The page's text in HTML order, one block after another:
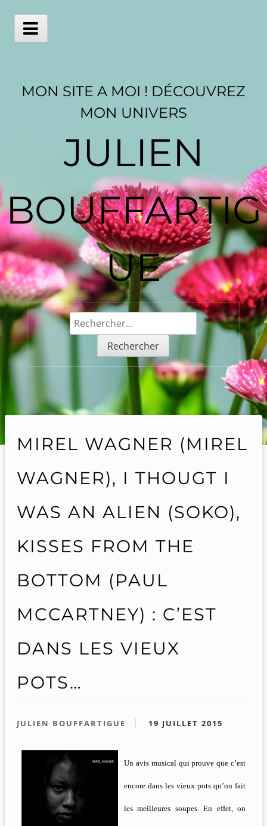
contentMain
MON SITE A MOI ! DÉCOUVREZ
MON UNIVERS
JULIEN
BOUFFARTIG
UE
Rechercher :
MIREL WAGNER (MIREL
WAGNER), I THOUGT I
WAS AN ALIEN (SOKO),
KISSES FROM THE
BOTTOM (PAUL
MCCARTNEY) : C’EST
DANS LES VIEUX
POTS…
JULIEN BOUFFARTIGUE 19 JUILLET 2015
Un avis musical qui prouve que c’est
encore dans les vieux pots qu’on fait
les meilleures soupes. En effet, on